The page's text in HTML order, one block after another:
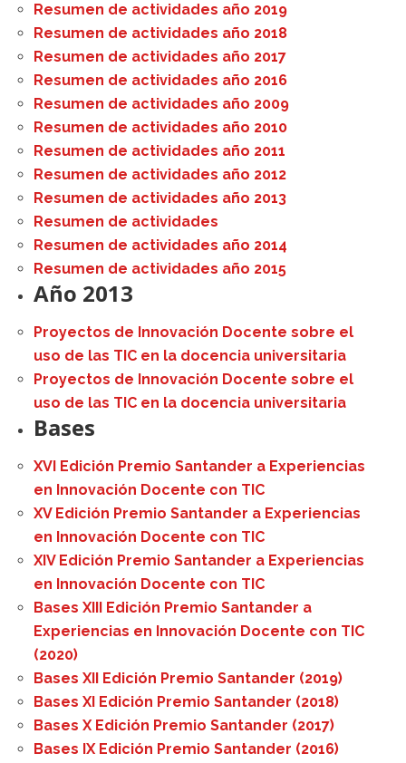
Resumen de actividades año 2019
Resumen de actividades año 2018
Resumen de actividades año 2017
Resumen de actividades año 2016
Resumen de actividades año 2009
Resumen de actividades año 2010
Resumen de actividades año 2011
Resumen de actividades año 2012
Resumen de actividades año 2013
Resumen de actividades
Resumen de actividades año 2014
Resumen de actividades año 2015
Año 2013
Proyectos de Innovación Docente sobre el
uso de las TIC en la docencia universitaria
Proyectos de Innovación Docente sobre el
uso de las TIC en la docencia universitaria
Bases
XVI Edición Premio Santander a Experiencias
en Innovación Docente con TIC
XV Edición Premio Santander a Experiencias
en Innovación Docente con TIC
XIV Edición Premio Santander a Experiencias
en Innovación Docente con TIC
Bases XIII Edición Premio Santander a
Experiencias en Innovación Docente con TIC
(2020)
Bases XII Edición Premio Santander (2019)
Bases XI Edición Premio Santander (2018)
Bases X Edición Premio Santander (2017)
Bases IX Edición Premio Santander (2016)